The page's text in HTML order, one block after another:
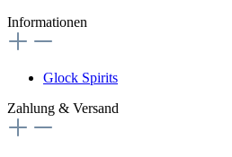
Informationen
Glock Spirits
Zahlung & Versand